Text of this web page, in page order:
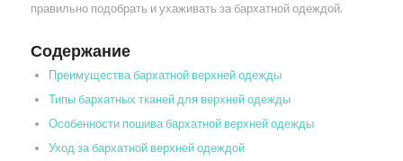
правильно подобрать и ухаживать за бархатной одеждой.
Содержание
Преимущества бархатной верхней одежды
Типы бархатных тканей для верхней одежды
Особенности пошива бархатной верхней одежды
Уход за бархатной верхней одеждой